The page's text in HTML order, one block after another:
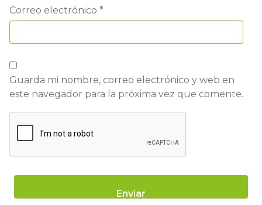
Correo electrónico *
Guarda mi nombre, correo electrónico y web en
este navegador para la próxima vez que comente.